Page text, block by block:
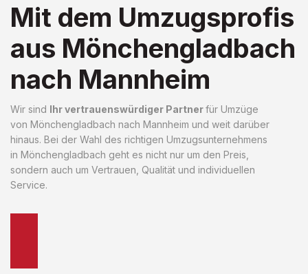
Mit dem Umzugsprofis
aus Mönchengladbach
nach Mannheim
Wir sind Ihr vertrauenswürdiger Partnerfür Umzüge
von Mönchengladbach nach Mannheim und weit darüber
hinaus. Bei der Wahl des richtigen Umzugsunternehmens
in Mönchengladbach geht es nicht nur um den Preis,
sondern auch um Vertrauen, Qualität und individuellen
Service.